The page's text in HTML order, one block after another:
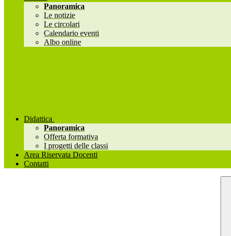
Panoramica
Le notizie
Le circolari
Calendario eventi
Albo online
Didattica
Panoramica
Offerta formativa
I progetti delle classi
Area Riservata Docenti
Contatti